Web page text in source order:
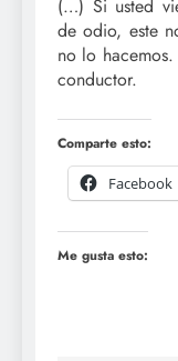
(…) Si usted
de odio, este
no lo
conductor.
Comparte esto:
Facebook
Me gusta esto: